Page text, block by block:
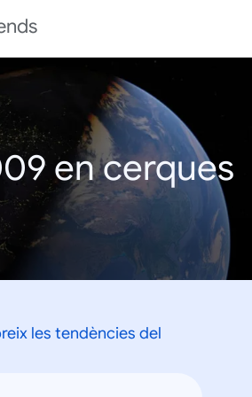
en cerques
les tendències del